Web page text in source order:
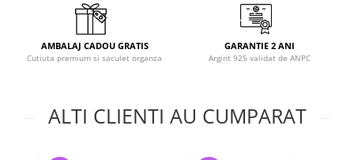
AMBALAJ CADOU GRATIS
Cutiuta premium si saculet organza
GARANTIE 2 ANI
Argint 925 validat de ANPC
ALTI CLIENTI AU CUMPARAT